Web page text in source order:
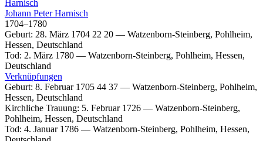
Harnisch
Johann PeterHarnisch
1704–1780
Geburt: 28. März 1704 22 20 — Watzenborn-Steinberg, Pohlheim,
Hessen, Deutschland
Tod: 2. März 1780 — Watzenborn-Steinberg, Pohlheim, Hessen,
Deutschland
Verknüpfungen
Geburt: 8. Februar 1705 44 37 — Watzenborn-Steinberg, Pohlheim,
Hessen, Deutschland
Kirchliche Trauung: 5. Februar 1726 — Watzenborn-Steinberg,
Pohlheim, Hessen, Deutschland
Tod: 4. Januar 1786 — Watzenborn-Steinberg, Pohlheim, Hessen,